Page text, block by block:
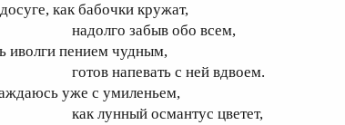
как бабочки кружат,
забыв обо всем,
иволги пением чудным,
с ней вдвоем.
уже с умиленьем,
османтус цветет,